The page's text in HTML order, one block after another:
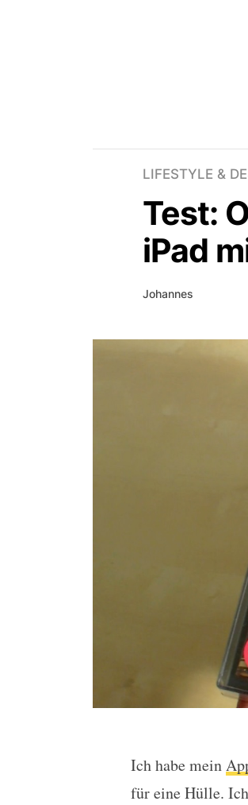
LIFESTYLE &
Test:
iPad
Johannes
Test: Ozaki
Ich habe mein
für eine Hülle.